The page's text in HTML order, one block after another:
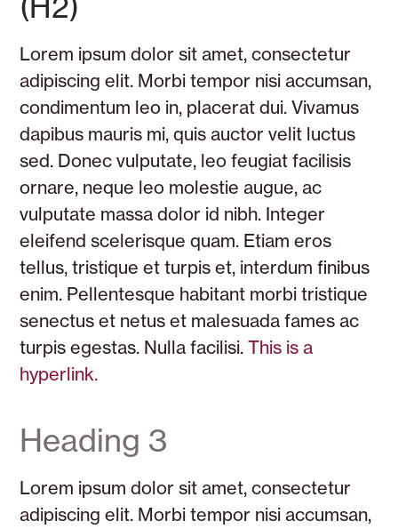
Lorem ipsum dolor sit amet, consectetur
adipiscing elit. Morbi tempor nisi accumsan,
condimentum leo in, placerat dui. Vivamus
dapibus mauris mi, quis auctor velit luctus
sed. Donec vulputate, leo feugiat facilisis
ornare, neque leo molestie augue, ac
vulputate massa dolor id nibh. Integer
eleifend scelerisque quam. Etiam eros
tellus, tristique et turpis et, interdum finibus
enim. Pellentesque habitant morbi tristique
senectus et netus et malesuada fames ac
turpis egestas. Nulla facilisi.This is a
hyperlink.
Heading 3
Lorem ipsum dolor sit amet, consectetur
adipiscing elit. Morbi tempor nisi accumsan,